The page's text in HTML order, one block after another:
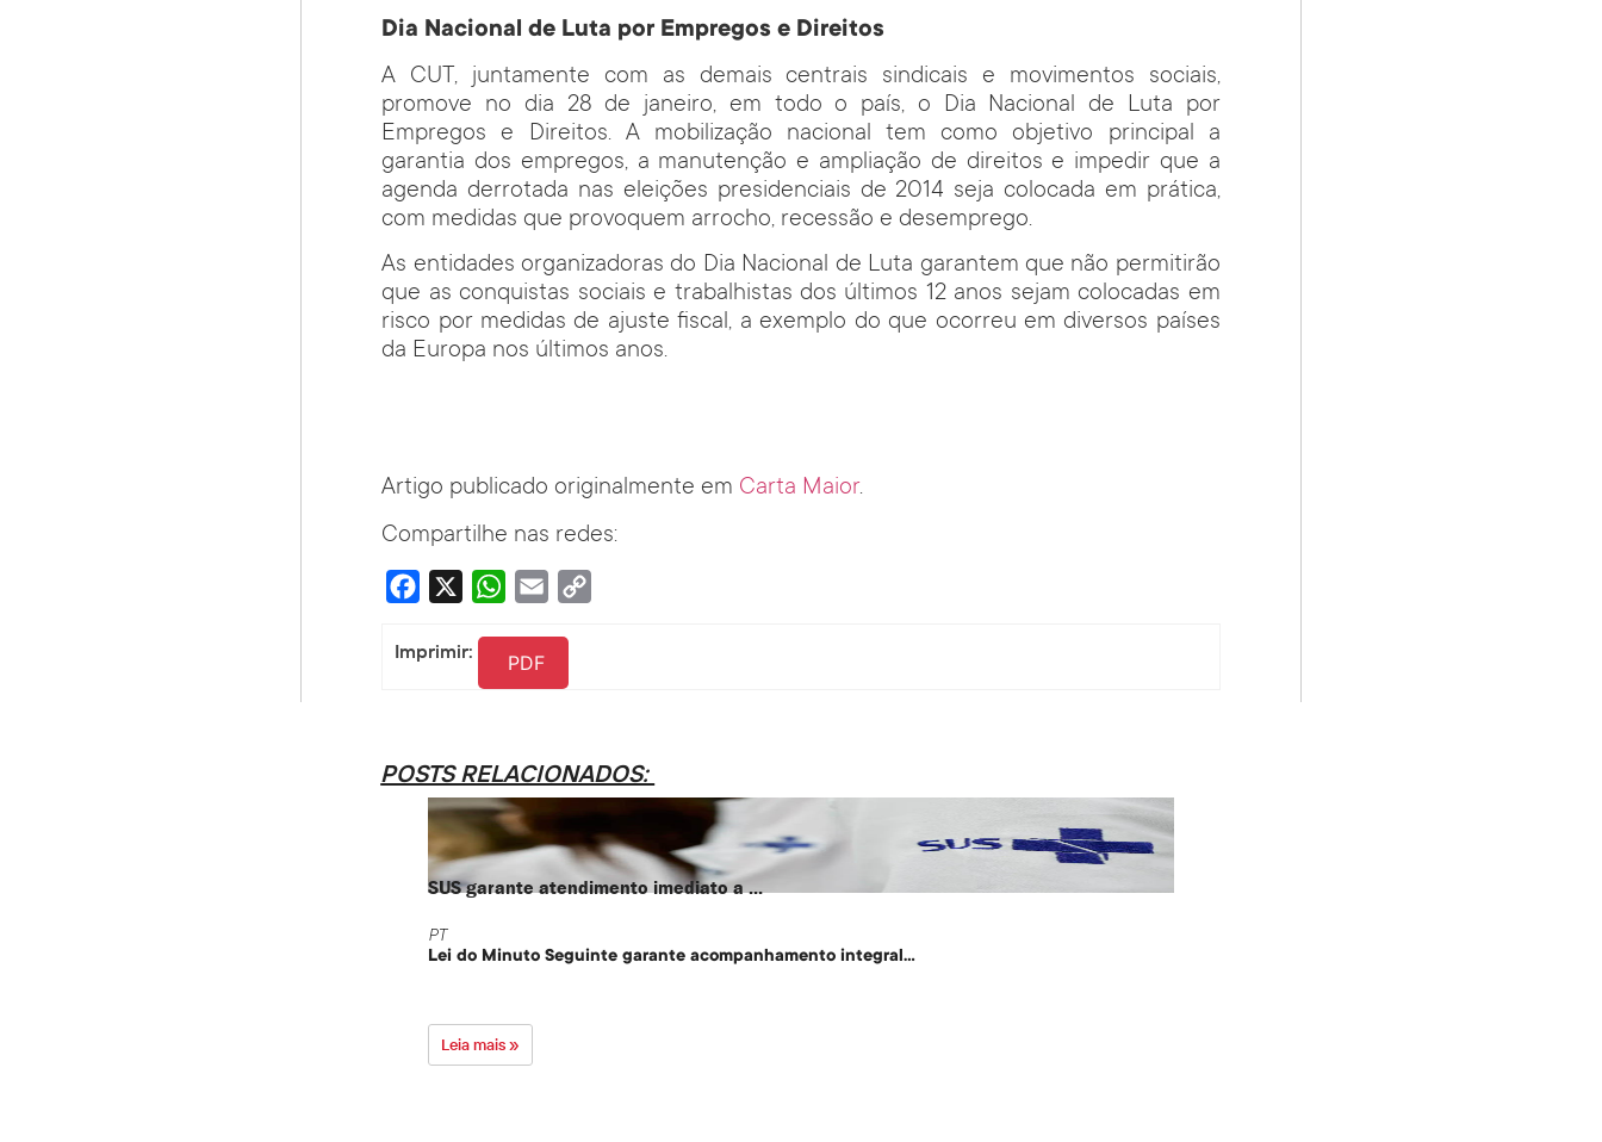
Dia Nacional de Luta por Empregos e Direitos
A CUT, juntamente com as demais centrais sindicais e movimentos sociais,
promove no dia 28 de janeiro, em todo o país, o Dia Nacional de Luta por
Empregos e Direitos. A mobilização nacional tem como objetivo principal a
garantia dos empregos, a manutenção e ampliação de direitos e impedir que a
agenda derrotada nas eleições presidenciais de 2014 seja colocada em prática,
com medidas que provoquem arrocho, recessão e desemprego.
As entidades organizadoras do Dia Nacional de Luta garantem que não permitirão
que as conquistas sociais e trabalhistas dos últimos 12 anos sejam colocadas em
risco por medidas de ajuste fiscal, a exemplo do que ocorreu em diversos países
da Europa nos últimos anos.
Artigo publicado originalmente em Carta Maior.
Compartilhe nas redes:
Facebook WhatsApp
Email
Imprimir: PDF
POSTS RELACIONADOS:
SUS garante atendimento imediato a ...
PT
Lei do Minuto Seguinte garante acompanhamento integral...
Leia mais »